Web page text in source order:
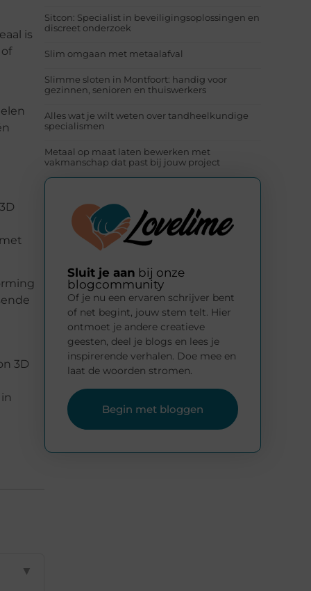
is
3D
▼
Sitcon: Specialist in beveiligingsoplossingen en
discreet onderzoek
Slim omgaan met metaalafval
Slimme sloten in Montfoort: handig voor
gezinnen, senioren en thuiswerkers
Alles wat je wilt weten over tandheelkundige
specialismen
Metaal op maat laten bewerken met
vakmanschap dat past bij jouw project
Sluit je aan bij onze
blogcommunity
Of je nu een ervaren schrijver bent
of net begint, jouw stem telt. Hier
ontmoet je andere creatieve
geesten, deel je blogs en lees je
inspirerende verhalen. Doe mee en
laat de woorden stromen.
Begin met bloggen